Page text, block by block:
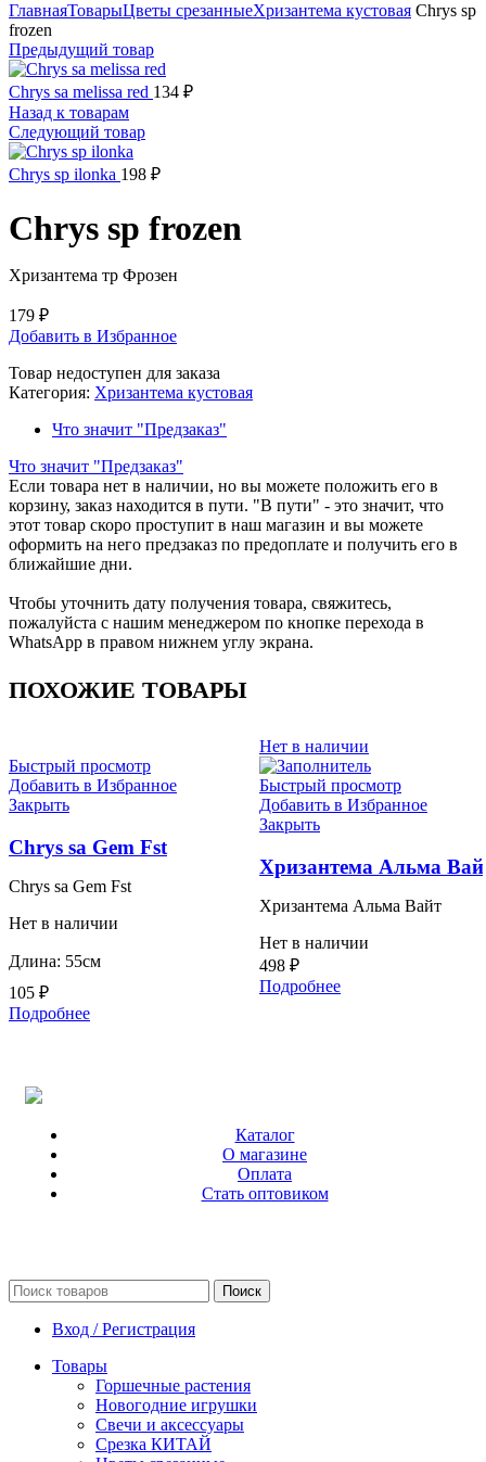
ГлавнаяТоварыЦветы срезанныеХризантема кустовая Chrys sp
frozen
Предыдущий товар
Chrys sa melissa red 134 ₽
Назад к товарам
Следующий товар
Chrys sp ilonka 198 ₽
Chrys sp frozen
Хризантема тр Фрозен
179 ₽
Добавить в Избранное
Товар недоступен для заказа
Категория: Хризантема кустовая
Что значит "Предзаказ"
Что значит "Предзаказ"
Если товара нет в наличии, но вы можете положить его в
корзину, заказ находится в пути. "В пути" - это значит, что
этот товар скоро проступит в наш магазин и вы можете
оформить на него предзаказ по предоплате и получить его в
ближайшие дни.
Чтобы уточнить дату получения товара, свяжитесь,
пожалуйста с нашим менеджером по кнопке перехода в
WhatsApp в правом нижнем углу экрана.
ПОХОЖИЕ ТОВАРЫ
Быстрый просмотр
Добавить в Избранное
Закрыть
Chrys sa Gem Fst
Chrys sa Gem Fst
Нет в наличии
Длина: 55см
105 ₽
Подробнее
Нет в наличии
Быстрый просмотр
Добавить в Избранное
Закрыть
Хризантема Альма
Хризантема Альма Вайт
Нет в наличии
498 ₽
Подробнее
Каталог
О магазине
Оплата
Стать оптовиком
Поиск
Вход / Регистрация
Товары
Горшечные растения
Новогодние игрушки
Свечи и аксессуары
Срезка КИТАЙ